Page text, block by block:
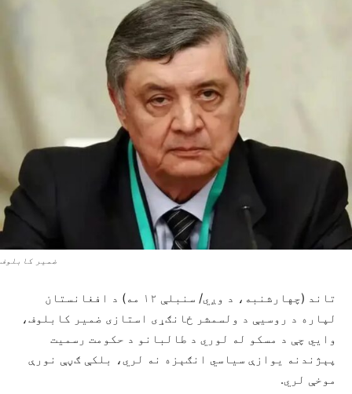
ضمیر کابلوف
تاند (چهارشنبه، د وږي/ سنبلې ۱۲ مه) د افغانستان
لپاره د روسیې د ولسمشر ځانګړی استازی ضمیر کابلوف،
وايي چې د مسکو له لوري د طالبانو د حکومت رسمیت
پېژندنه یوازې سیاسي انګېزه نه لري، بلکې ګڼې نورې
موخې لري.